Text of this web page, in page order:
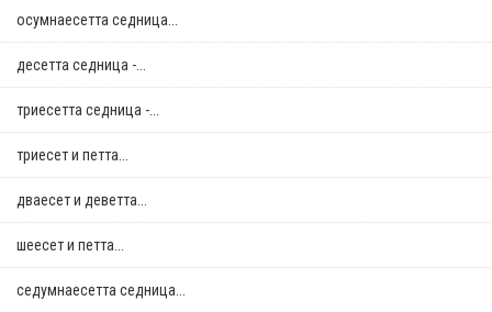
осумнaесетта седница...
десетта седница -...
триесетта седница -...
триесет и петта...
дваесет и деветта...
шеесет и петта...
седумнаесетта седница...